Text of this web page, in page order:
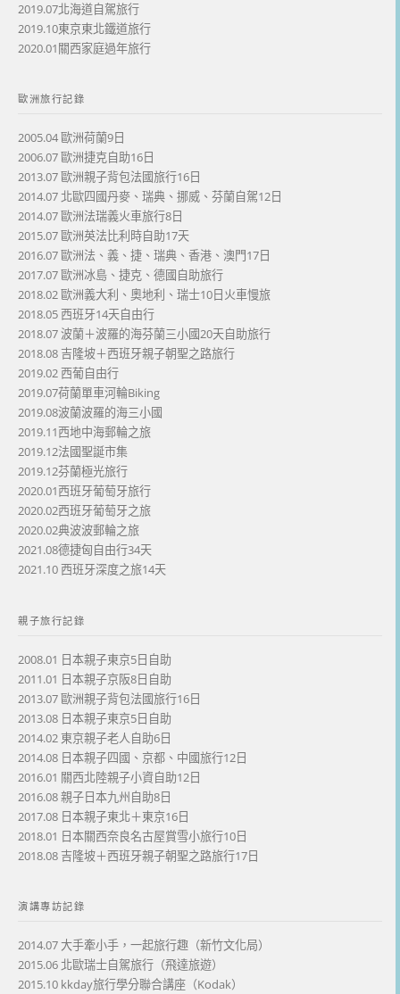
2019.07北海道自駕旅行
2019.10東京東北鐵道旅行
2020.01關西家庭過年旅行
歐洲旅行記錄
2005.04 歐洲荷蘭9日
2006.07 歐洲捷克自助16日
2013.07 歐洲親子背包法國旅行16日
2014.07 北歐四國丹麥、瑞典、挪威、芬蘭自駕12日
2014.07 歐洲法瑞義火車旅行8日
2015.07 歐洲英法比利時自助17天
2016.07 歐洲法、義、捷、瑞典、香港、澳門17日
2017.07 歐洲冰島、捷克、德國自助旅行
2018.02 歐洲義大利、奧地利、瑞士10日火車慢旅
2018.05 西班牙14天自由行
2018.07 波蘭＋波羅的海芬蘭三小國20天自助旅行
2018.08 吉隆坡＋西班牙親子朝聖之路旅行
2019.02 西葡自由行
2019.07荷蘭單車河輪Biking
2019.08波蘭波羅的海三小國
2019.11西地中海郵輪之旅
2019.12法國聖誕市集
2019.12芬蘭極光旅行
2020.01西班牙葡萄牙旅行
2020.02西班牙葡萄牙之旅
2020.02典波波郵輪之旅
2021.08德捷匈自由行34天
2021.10 西班牙深度之旅14天
親子旅行記錄
2008.01 日本親子東京5日自助
2011.01 日本親子京阪8日自助
2013.07 歐洲親子背包法國旅行16日
2013.08 日本親子東京5日自助
2014.02 東京親子老人自助6日
2014.08 日本親子四國、京都、中國旅行12日
2016.01 關西北陸親子小資自助12日
2016.08 親子日本九州自助8日
2017.08 日本親子東北＋東京16日
2018.01 日本關西奈良名古屋賞雪小旅行10日
2018.08 吉隆坡＋西班牙親子朝聖之路旅行17日
演講專訪記錄
2014.07 大手牽小手，一起旅行趣（新竹文化局）
2015.06 北歐瑞士自駕旅行（飛達旅遊）
2015.10 kkday旅行學分聯合講座（Kodak）